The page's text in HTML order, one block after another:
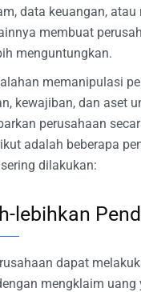
data keuangan, atau
membuat
menguntungkan.
memanipulasi
kewajiban, dan aset
perusahaan
adalah beberapa
dilakukan:
lebihkan
dapat
mengklaim uang